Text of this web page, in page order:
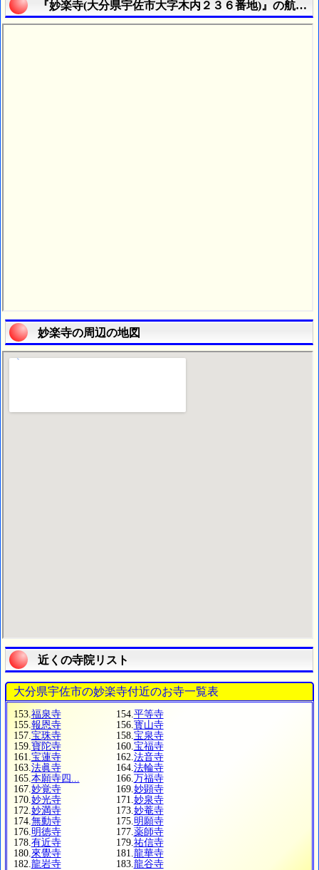
『妙楽寺(大分県宇佐市大字木内２３６番地)』の航空
妙楽寺の周辺の地図
近くの寺院リスト
大分県宇佐市の妙楽寺付近のお寺一覧表
153. 福泉寺 154. 平等寺
155. 報恩寺 156. 寳山寺
157. 宝珠寺 158. 宝泉寺
159. 寶陀寺 160. 宝福寺
161. 宝蓮寺 162. 法音寺
163. 法眞寺 164. 法輪寺
165. 本願寺四... 166. 万福寺
167. 妙覚寺 169. 妙顕寺
170. 妙光寺 171. 妙泉寺
172. 妙満寺 173. 妙菴寺
174. 無動寺 175. 明願寺
176. 明徳寺 177. 薬師寺
178. 有近寺 179. 祐信寺
180. 來覺寺 181. 龍華寺
182. 龍岩寺 183. 龍谷寺